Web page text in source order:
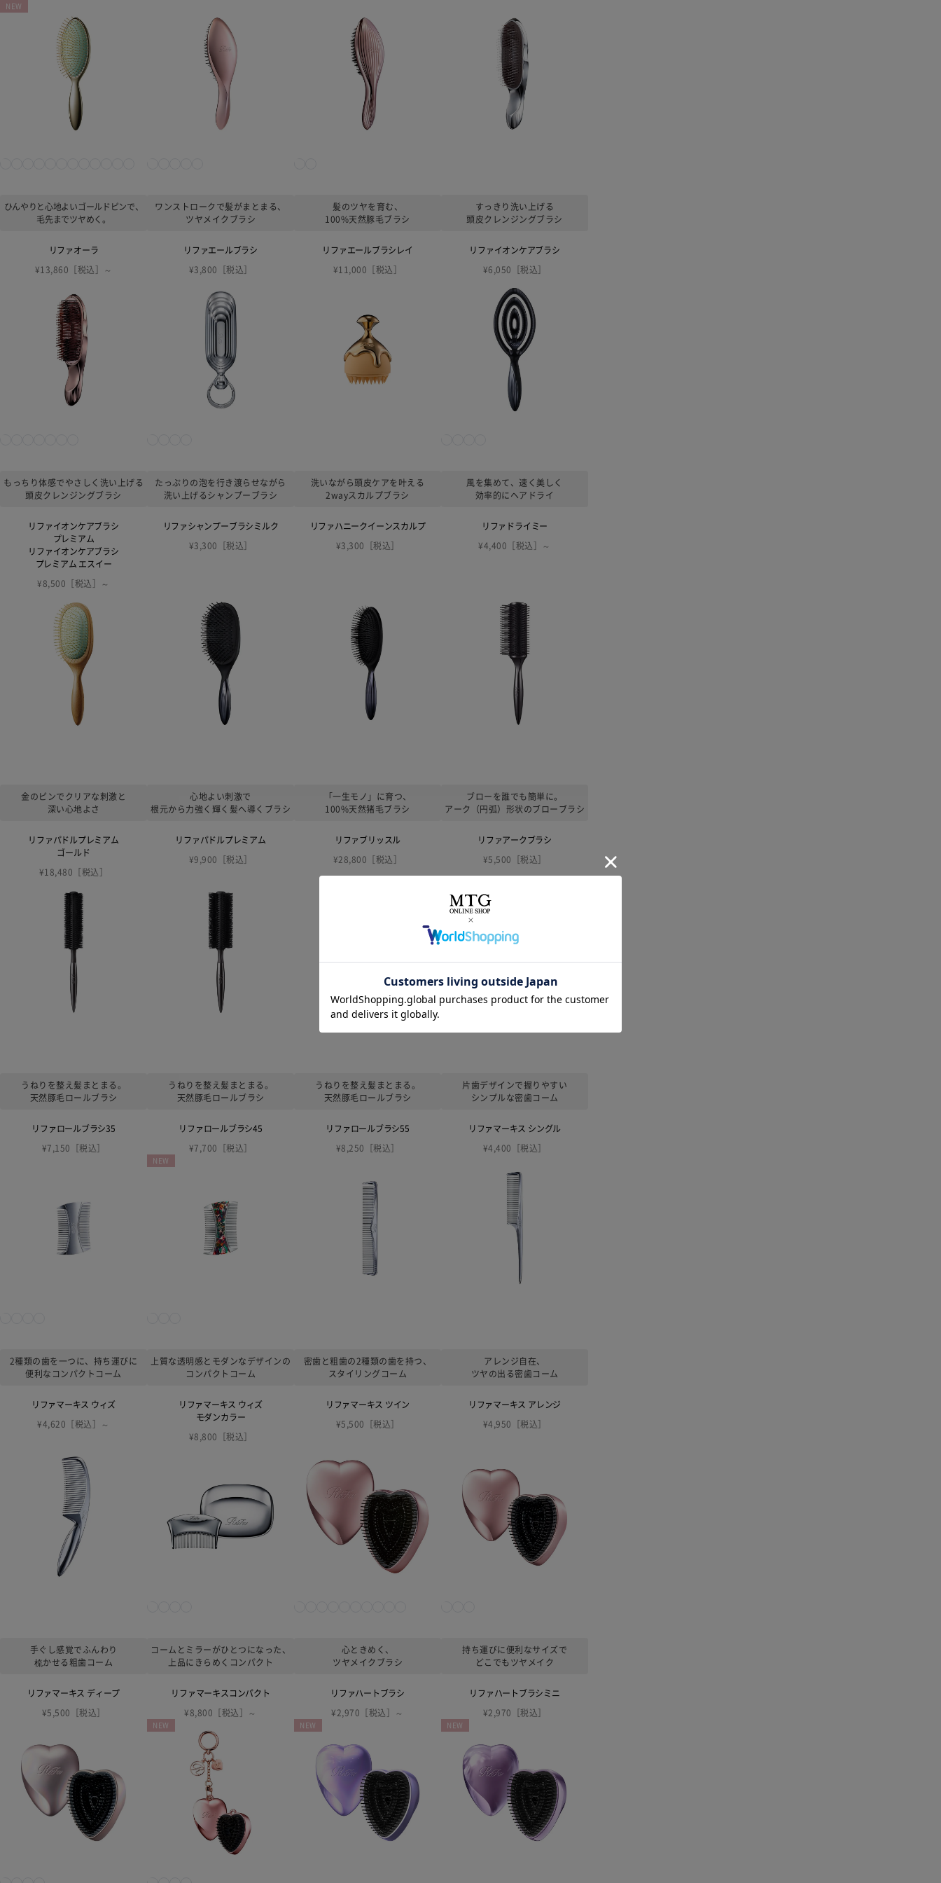
ReFa HEART
心ときめく、
ツヤメイクブラシ
リファハートブラシ
¥2,970［税込］～
ReFa HEART
持ち運びに便利なサイズで
どこでもツヤメイク
リファハートブラシミニ
¥2,970［税込］
NEW NEW NEW
金のピンでクリアな刺激と
深い心地よさ
リファパドルプレミアム
ゴールド
¥18,480［税込］
片歯デザインで握りやすい
シンプルな密歯コーム
リファマーキス シングル
¥4,400［税込］
2種類の歯を一つに、持ち運びに
便利なコンパクトコーム
リファマーキス ウィズ
¥4,620［税込］～
NEW
上質な透明感とモダンなデザインの
コンパクトコーム
リファマーキス ウィズ
モダンカラー
¥8,800［税込］
密歯と粗歯の2種類の歯を持つ、
スタイリングコーム
リファマーキス ツイン
¥5,500［税込］
アレンジ自在、
ツヤの出る密歯コーム
リファマーキス アレンジ
¥4,950［税込］
手ぐし感覚でふんわり
梳かせる粗歯コーム
リファマーキス ディープ
¥5,500［税込］
コームとミラーがひとつになった、
上品にきらめくコンパクト
リファマーキスコンパクト
¥8,800［税込］～
NEW
ひんやりと心地よいゴールドピンで、
毛先までツヤめく。
リファオーラ
¥13,860［税込］～
ワンストロークで髪がまとまる、
ツヤメイクブラシ
リファエールブラシ
¥3,800［税込］
髪のツヤを育む、
100%天然豚毛ブラシ
リファエールブラシレイ
¥11,000［税込］
「一生モノ」に育つ、
100%天然猪毛ブラシ
リファブリッスル
¥28,800［税込］
心地よい刺激で
根元から力強く輝く髪へ導くブラシ
リファパドルプレミアム
¥9,900［税込］
ブローを誰でも簡単に。
アーク（円弧）形状のブローブラシ
リファアークブラシ
¥5,500［税込］
うねりを整え髪まとまる。
天然豚毛ロールブラシ
リファロールブラシ35
¥7,150［税込］
うねりを整え髪まとまる。
天然豚毛ロールブラシ
リファロールブラシ45
¥7,700［税込］
うねりを整え髪まとまる。
天然豚毛ロールブラシ
リファロールブラシ55
¥8,250［税込］
すっきり洗い上げる
頭皮クレンジングブラシ
リファイオンケアブラシ
¥6,050［税込］
もっちり体感でやさしく洗い上げる
頭皮クレンジングブラシ
リファイオンケアブラシ
プレミアム
リファイオンケアブラシ
プレミアム エスイー
¥8,500［税込］～
たっぷりの泡を行き渡らせながら
洗い上げるシャンプーブラシ
リファシャンプーブラシミルク
¥3,300［税込］
洗いながら頭皮ケアを叶える
2wayスカルプブラシ
リファハニークイーンスカルプ
¥3,300［税込］
風を集めて、速く美しく
効率的にヘアドライ
リファドライミー
¥4,400［税込］～